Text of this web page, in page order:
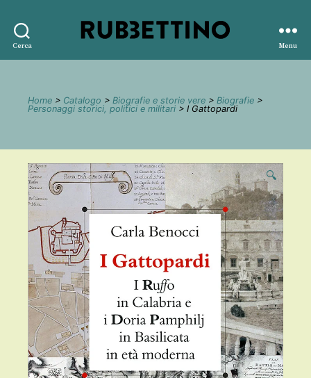
Cerca
editore
Menu
Home > Catalogo > Biografie e storie vere > Biografie >
Personaggi storici, politici e militari > I Gattopardi
🔍